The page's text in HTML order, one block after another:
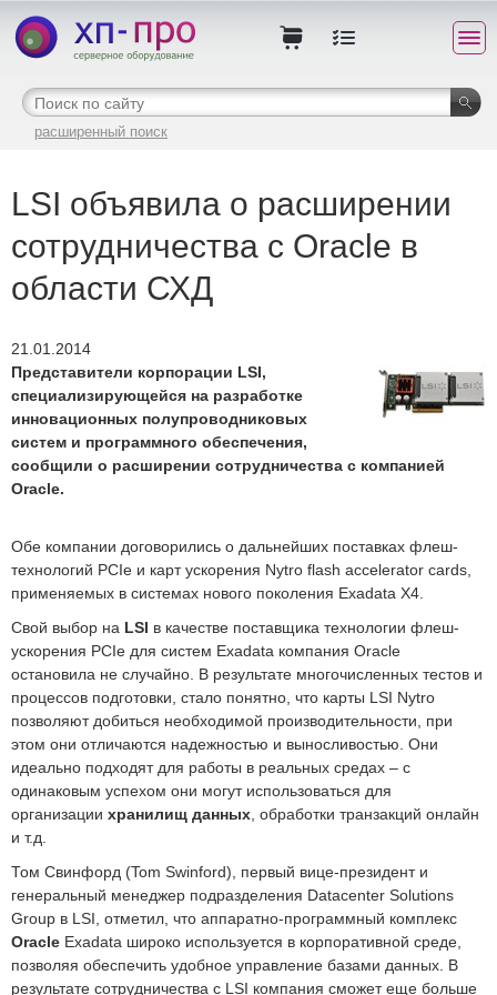
расширенный поиск
LSI объявила о расширении
сотрудничества с Oracle в
области СХД
21.01.2014
Представители корпорации LSI,
специализирующейся на разработке
инновационных полупроводниковых
систем и программного обеспечения,
сообщили о расширении сотрудничества с компанией
Oracle.
Обе компании договорились о дальнейших поставках флеш-
технологий PCIe и карт ускорения Nytro flash accelerator cards,
применяемых в системах нового поколения Exadata X4.
Свой выбор на LSI в качестве поставщика технологии флеш-
ускорения PCIe для систем Exadata компания Oracle
остановила не случайно. В результате многочисленных тестов и
процессов подготовки, стало понятно, что карты LSI Nytro
позволяют добиться необходимой производительности, при
этом они отличаются надежностью и выносливостью. Они
идеально подходят для работы в реальных средах – с
одинаковым успехом они могут использоваться для
организации хранилищ данных , обработки транзакций онлайн
и т.д.
Том Свинфорд (Tom Swinford), первый вице-президент и
генеральный менеджер подразделения Datacenter Solutions
Group в LSI, отметил, что аппаратно-программный комплекс
Oracle Exadata широко используется в корпоративной среде,
позволяя обеспечить удобное управление базами данных. В
результате сотрудничества с LSI компания сможет еще больше